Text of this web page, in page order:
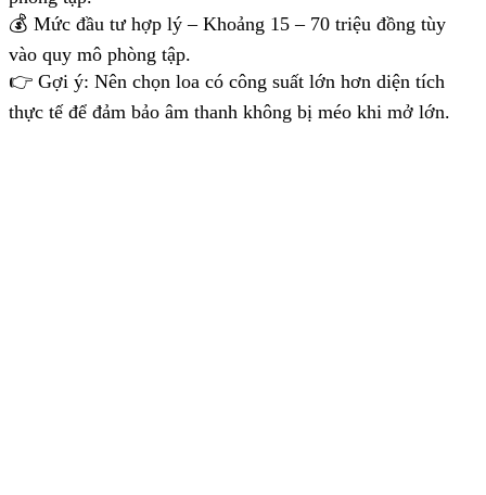
💰 Mức đầu tư hợp lý – Khoảng 15 – 70 triệu đồng tùy
vào quy mô phòng tập.
👉 Gợi ý: Nên chọn loa có công suất lớn hơn diện tích
thực tế để đảm bảo âm thanh không bị méo khi mở lớn.